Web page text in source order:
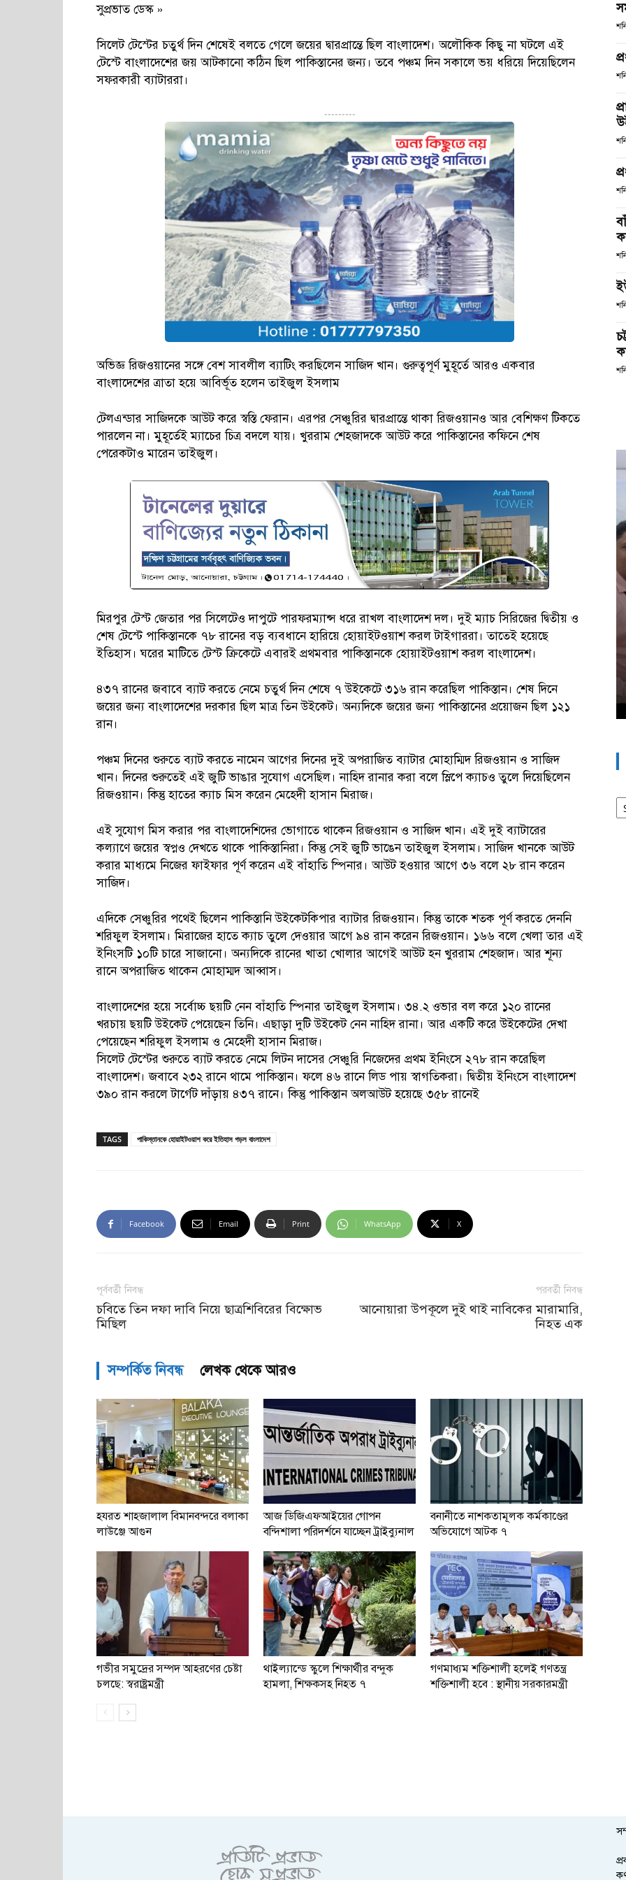
সুপ্রভাত ডেস্ক »
সিলেট টেস্টের চতুর্থ দিন শেষেই বলতে গেলে জয়ের দ্বারপ্রান্তে ছিল বাংলাদেশ। অলৌকিক কিছু না ঘটলে এই
টেস্টে বাংলাদেশের জয় আটকানো কঠিন ছিল পাকিস্তানের জন্য। তবে পঞ্চম দিন সকালে ভয় ধরিয়ে দিয়েছিলেন
সফরকারী ব্যাটাররা।
---------
অভিজ্ঞ রিজওয়ানের সঙ্গে বেশ সাবলীল ব্যাটিং করছিলেন সাজিদ খান। গুরুত্বপূর্ণ মুহূর্তে আরও একবার
বাংলাদেশের ত্রাতা হয়ে আবির্ভূত হলেন তাইজুল ইসলাম
টেলএন্ডার সাজিদকে আউট করে স্বস্তি ফেরান। এরপর সেঞ্চুরির দ্বারপ্রান্তে থাকা রিজওয়ানও আর বেশিক্ষণ টিকতে
পারলেন না। মুহূর্তেই ম্যাচের চিত্র বদলে যায়। খুররাম শেহজাদকে আউট করে পাকিস্তানের কফিনে শেষ
পেরেকটাও মারেন তাইজুল।
মিরপুর টেস্ট জেতার পর সিলেটেও দাপুটে পারফরম্যান্স ধরে রাখল বাংলাদেশ দল। দুই ম্যাচ সিরিজের দ্বিতীয় ও
শেষ টেস্টে পাকিস্তানকে ৭৮ রানের বড় ব্যবধানে হারিয়ে হোয়াইটওয়াশ করল টাইগাররা। তাতেই হয়েছে
ইতিহাস। ঘরের মাটিতে টেস্ট ক্রিকেটে এবারই প্রথমবার পাকিস্তানকে হোয়াইটওয়াশ করল বাংলাদেশ।
৪৩৭ রানের জবাবে ব্যাট করতে নেমে চতুর্থ দিন শেষে ৭ উইকেটে ৩১৬ রান করেছিল পাকিস্তান। শেষ দিনে
জয়ের জন্য বাংলাদেশের দরকার ছিল মাত্র তিন উইকেট। অন্যদিকে জয়ের জন্য পাকিস্তানের প্রয়োজন ছিল ১২১
রান।
পঞ্চম দিনের শুরুতে ব্যাট করতে নামেন আগের দিনের দুই অপরাজিত ব্যাটার মোহাম্মিদ রিজওয়ান ও সাজিদ
খান। দিনের শুরুতেই এই জুটি ভাঙার সুযোগ এসেছিল। নাহিদ রানার করা বলে স্লিপে ক্যাচও তুলে দিয়েছিলেন
রিজওয়ান। কিন্তু হাতের ক্যাচ মিস করেন মেহেদী হাসান মিরাজ।
এই সুযোগ মিস করার পর বাংলাদেশিদের ভোগাতে থাকেন রিজওয়ান ও সাজিদ খান। এই দুই ব্যাটারের
কল্যাণে জয়ের স্বপ্নও দেখতে থাকে পাকিস্তানিরা। কিন্তু সেই জুটি ভাঙেন তাইজুল ইসলাম। সাজিদ খানকে আউট
করার মাধ্যমে নিজের ফাইফার পূর্ণ করেন এই বাঁহাতি স্পিনার। আউট হওয়ার আগে ৩৬ বলে ২৮ রান করেন
সাজিদ।
এদিকে সেঞ্চুরির পথেই ছিলেন পাকিস্তানি উইকেটকিপার ব্যাটার রিজওয়ান। কিন্তু তাকে শতক পূর্ণ করতে দেননি
শরিফুল ইসলাম। মিরাজের হাতে ক্যাচ তুলে দেওয়ার আগে ৯৪ রান করেন রিজওয়ান। ১৬৬ বলে খেলা তার এই
ইনিংসটি ১০টি চারে সাজানো। অন্যদিকে রানের খাতা খোলার আগেই আউট হন খুররাম শেহজাদ। আর শূন্য
রানে অপরাজিত থাকেন মোহাম্মদ আব্বাস।
বাংলাদেশের হয়ে সর্বোচ্চ ছয়টি নেন বাঁহাতি স্পিনার তাইজুল ইসলাম। ৩৪.২ ওভার বল করে ১২০ রানের
খরচায় ছয়টি উইকেট পেয়েছেন তিনি। এছাড়া দুটি উইকেট নেন নাহিদ রানা। আর একটি করে উইকেটের দেখা
পেয়েছেন শরিফুল ইসলাম ও মেহেদী হাসান মিরাজ।
সিলেট টেস্টের শুরুতে ব্যাট করতে নেমে লিটন দাসের সেঞ্চুরি নিজেদের প্রথম ইনিংসে ২৭৮ রান করেছিল
বাংলাদেশ। জবাবে ২৩২ রানে থামে পাকিস্তান। ফলে ৪৬ রানে লিড পায় স্বাগতিকরা। দ্বিতীয় ইনিংসে বাংলাদেশ
৩৯০ রান করলে টার্গেট দাঁড়ায় ৪৩৭ রানে। কিন্তু পাকিস্তান অলআউট হয়েছে ৩৫৮ রানেই
TAGS পাকিস্তানকে হোয়াইটওয়াশ করে ইতিহাস গড়ল বাংলাদেশ
Facebook Email Print WhatsApp X
পূর্ববর্তী নিবন্ধ
চবিতে তিন দফা দাবি নিয়ে ছাত্রশিবিরের বিক্ষোভ
মিছিল
পরবর্তী নিবন্ধ
আনোয়ারা উপকূলে দুই থাই নাবিকের মারামারি,
নিহত এক
সম্পর্কিত নিবন্ধ লেখক থেকে আরও
হযরত শাহজালাল বিমানবন্দরে বলাকা
লাউঞ্জে আগুন
আজ ডিজিএফআইয়ের গোপন
বন্দিশালা পরিদর্শনে যাচ্ছেন ট্রাইব্যুনাল
বনানীতে নাশকতামূলক কর্মকাণ্ডের
অভিযোগে আটক ৭
গভীর সমুদ্রের সম্পদ আহরণের চেষ্টা
চলছে: স্বরাষ্ট্রমন্ত্রী
থাইল্যান্ডে স্কুলে শিক্ষার্থীর বন্দুক
হামলা, শিক্ষকসহ নিহত ৭
গণমাধ্যম শক্তিশালী হলেই গণতন্ত্র
শক্তিশালী হবে : স্থানীয় সরকারমন্ত্রী